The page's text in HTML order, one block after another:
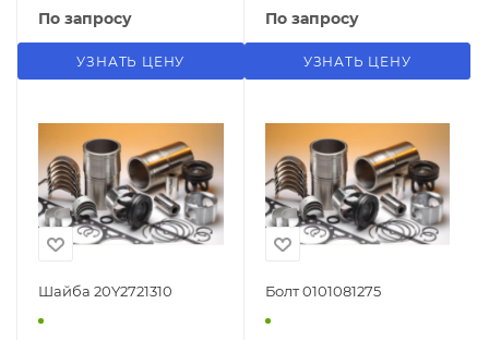
По запросу
УЗНАТЬ ЦЕНУ
По запросу
УЗНАТЬ ЦЕНУ
Шайба 20Y2721310 Болт 0101081275